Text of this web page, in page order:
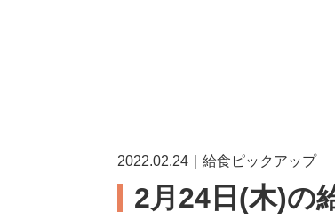
2022.02.24｜給食ピックアップ
2月24日(木)の